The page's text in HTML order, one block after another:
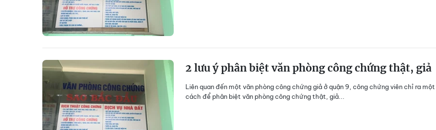
2 lưu ý phân biệt văn phòng công chứng thật, giả
Liên quan đến một văn phòng công chứng giả ở quận 9, công chứng viên chỉ ra
cách để phân biệt văn phòng công chứng thật, giả...